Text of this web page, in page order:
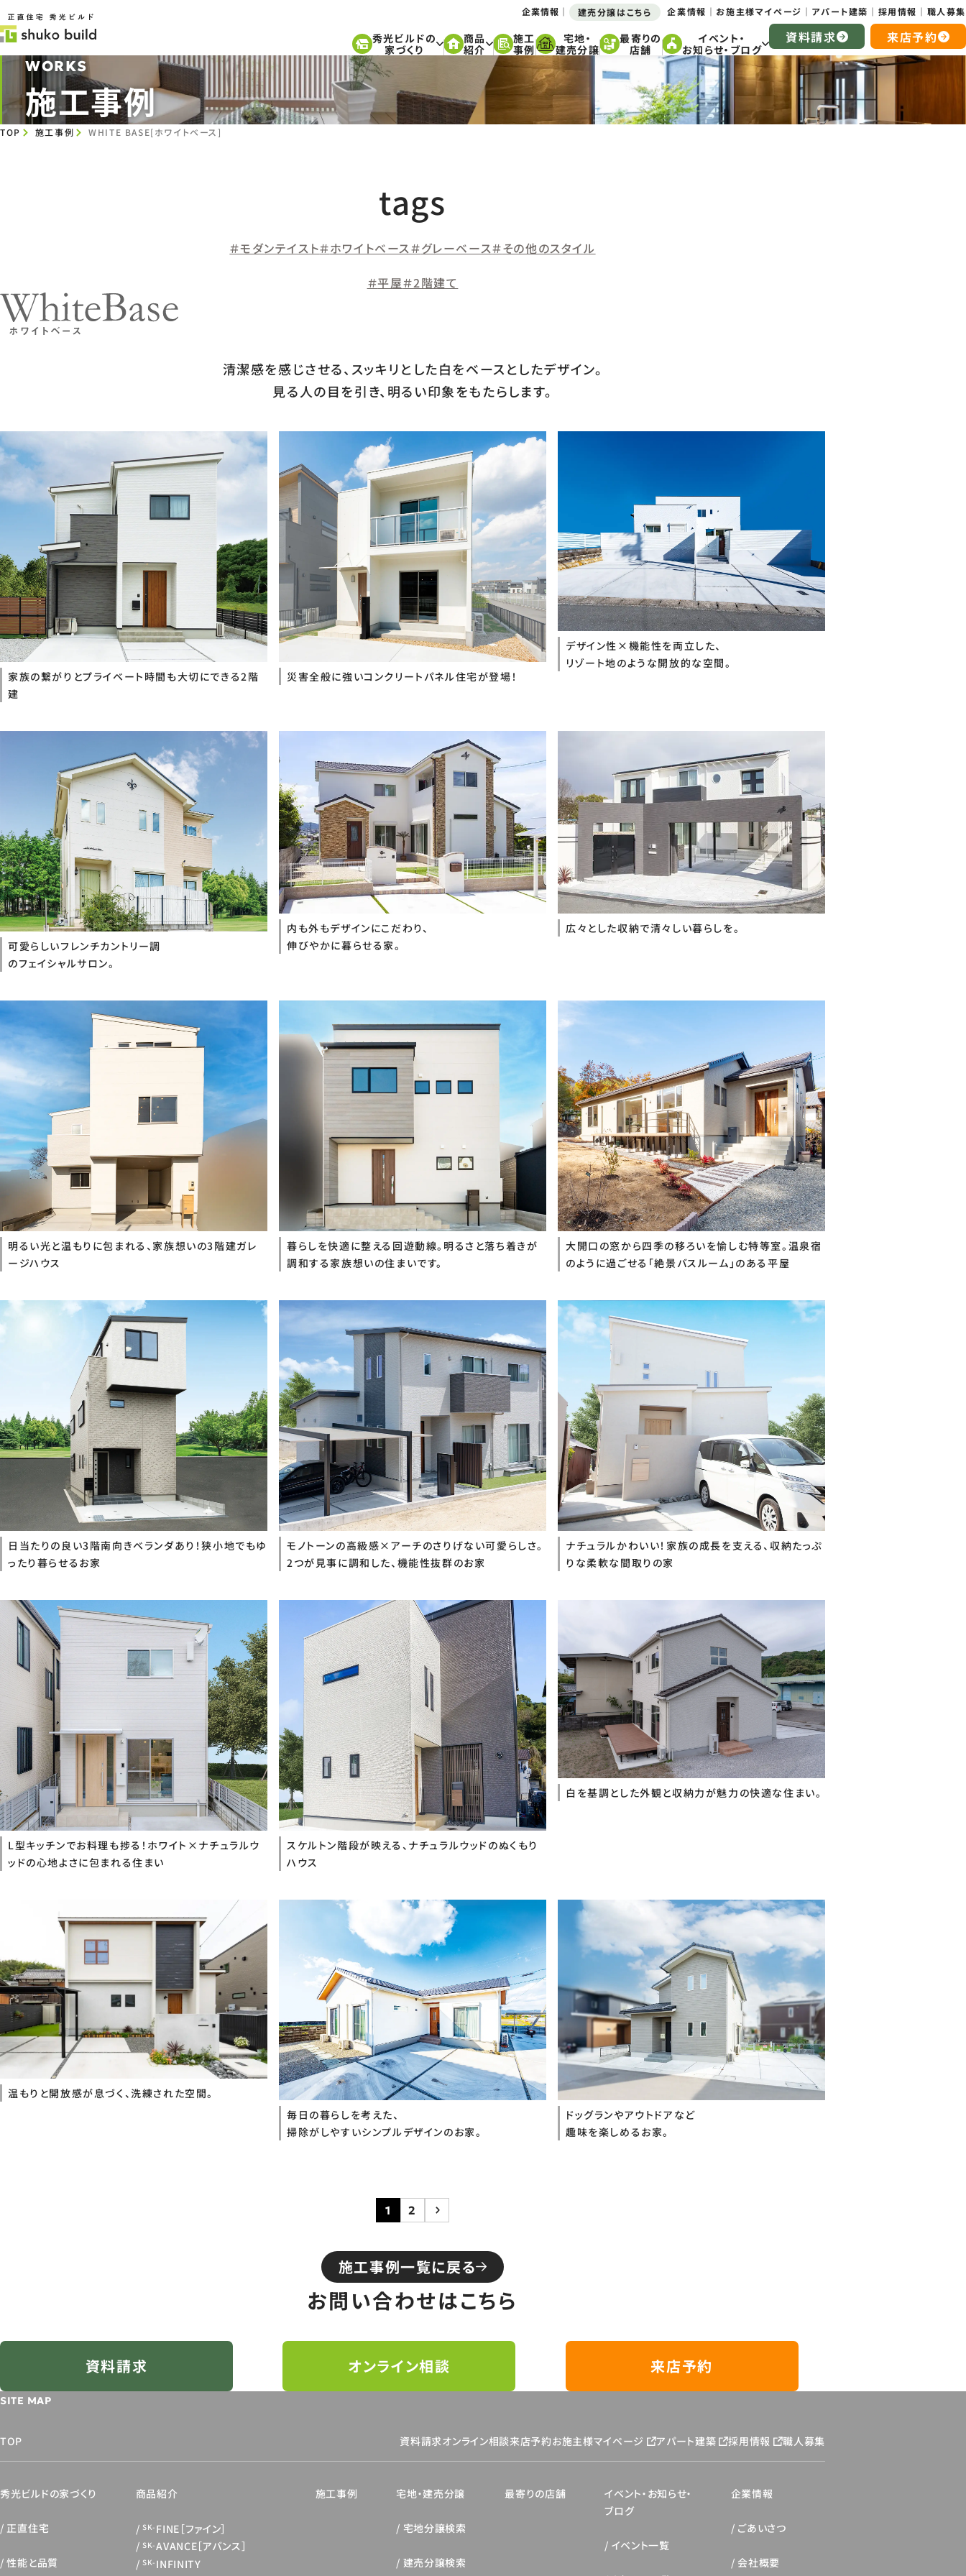
秀光ビルドの
家づくり
商品
紹介
施工
事例
宅地・
建売分譲
最寄りの
店舗
イベント・
お知らせ・ブログ
資料請求 来店予約
企業情報 建売分譲はこちら 企業情報 お施主様マイページ アパート建築 採用情報 職人募集
WORKS
施工事例
TOP 施工事例 WHITE BASE[ホワイトベース]
tags
モダンテイスト ホワイトベース グレーベース
その他のスタイル
平屋
2階建て
清潔感を感じさせる、スッキリとした白をベースとしたデザイン。
見る人の目を引き、明るい印象をもたらします。
家族の繋がりとプライベート時間も大切にできる2階
建
災害全般に強いコンクリートパネル住宅が登場！
デザイン性×機能性を両立した、
リゾート地のような開放的な空間。
可愛らしいフレンチカントリー調
のフェイシャルサロン。
内も外もデザインにこだわり、
伸びやかに暮らせる家。
広々とした収納で清々しい暮らしを。
明るい光と温もりに包まれる、家族想いの3階建ガレ
ージハウス
暮らしを快適に整える回遊動線。明るさと落ち着きが
調和する家族想いの住まいです。
大開口の窓から四季の移ろいを愉しむ特等室。温泉宿
のように過ごせる「絶景バスルーム」のある平屋
日当たりの良い3階南向きベランダあり！狭小地でもゆ
ったり暮らせるお家
モノトーンの高級感×アーチのさりげない可愛らしさ。
2つが見事に調和した、機能性抜群のお家
ナチュラルかわいい！家族の成長を支える、収納たっぷ
りな柔軟な間取りの家
L型キッチンでお料理も捗る！ホワイト×ナチュラルウ
ッドの心地よさに包まれる住まい
スケルトン階段が映える、ナチュラルウッドのぬくもり
ハウス
白を基調とした外観と収納力が魅力の快適な住まい。
温もりと開放感が息づく、洗練された空間。
毎日の暮らしを考えた、
掃除がしやすいシンプルデザインのお家。
ドッグランやアウトドアなど
趣味を楽しめるお家。
1 2
施工事例一覧に戻る
お問い合わせはこちら
資料請求 オンライン相談 来店予約
SITE MAP
TOP 資料請求オンライン相談来店予約お施主様マイページ アパート建築 採用情報 職人募集
秀光ビルドの家づくり
正直住宅
性能と品質
商品紹介
SK- FINE［ファイン］
SK-AVANCE［アバンス］
SK- INFINITY
施工事例 宅地・建売分譲
宅地分譲検索
建売分譲検索
最寄りの店舗
イベント・お知らせ・
ブログ
イベント一覧
企業情報
ごあいさつ
会社概要